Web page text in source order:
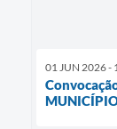
01 JUN 2026 -